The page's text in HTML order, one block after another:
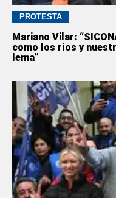
PROTESTA
Mariano Vilar:
como los ríos y
lema”